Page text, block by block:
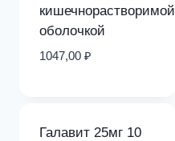
кишечнорастворимой
оболочкой
1047,00 ₽
Галавит 25мг 10